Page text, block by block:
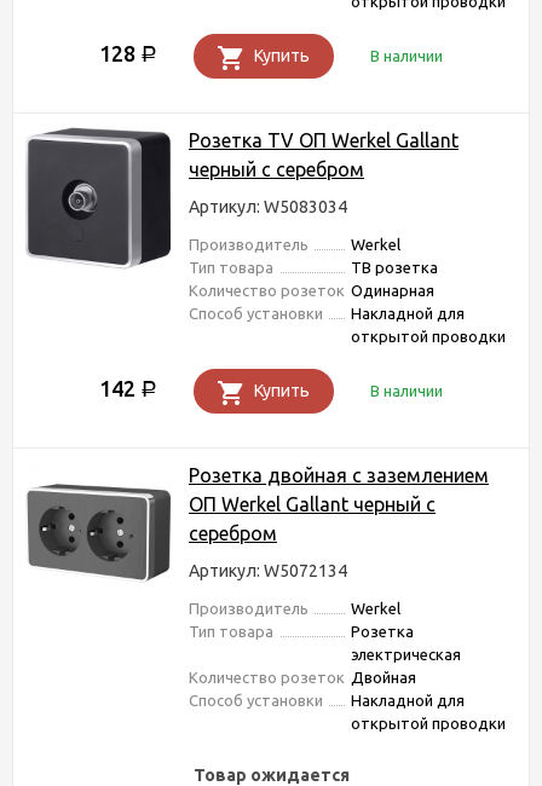
128 Р Купить В наличии
Розетка TV ОП Werkel Gallant
черный с серебром
Артикул: W5083034
Производитель
Werkel
Тип товара
ТВ розетка
Количество розеток Одинарная
Способ установки
Накладной для
открытой проводки
142 Р Купить В наличии
Розетка двойная с заземлением
ОП Werkel Gallant черный с
серебром
Артикул: W5072134
Производитель
Werkel
Тип товара
Розетка
электрическая
Количество розеток Двойная
Способ установки
Накладной для
открытой проводки
Товар ожидается